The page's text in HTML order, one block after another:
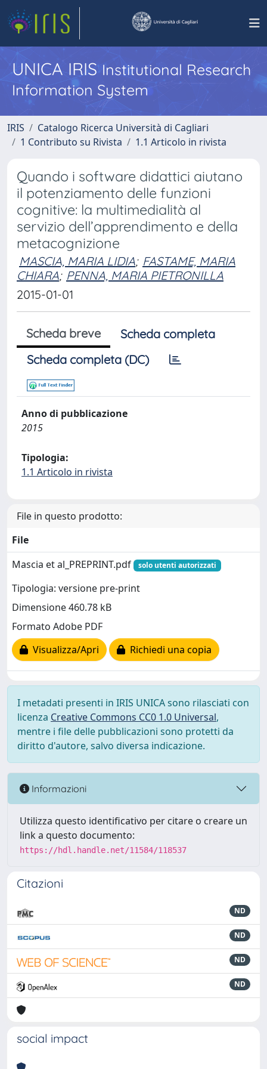
UNICA IRISInstitutional Research
Information System
IRIS
Catalogo Ricerca Università di Cagliari
1 Contributo su Rivista
1.1 Articolo in rivista
Quando i software didattici aiutano
il potenziamento delle funzioni
cognitive: la multimedialità al
servizio dell’apprendimento e della
metacognizione
MASCIA, MARIA LIDIA; FASTAME, MARIA
CHIARA; PENNA, MARIA PIETRONILLA
2015-01-01
Scheda breve
Scheda completa
Scheda completa (DC)
Anno di pubblicazione
2015
Tipologia:
1.1 Articolo in rivista
File in questo prodotto:
File
Mascia et al_PREPRINT.pdf
solo utenti autorizzati
Tipologia: versione pre-print
Dimensione 460.78 kB
Formato Adobe PDF
Visualizza/Apri
Richiedi una copia
I metadati presenti in IRIS UNICA sono rilasciati con
licenza Creative Commons CC0 1.0 Universal,
mentre i file delle pubblicazioni sono protetti da
diritto d'autore, salvo diversa indicazione.
Informazioni
Utilizza questo identificativo per citare o creare un
link a questo documento:
https://hdl.handle.net/11584/118537
Citazioni
ND
ND
ND
ND
social impact